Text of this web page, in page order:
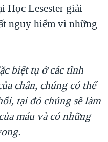
Học Lesester giải
nguy hiểm vì những
biệt tụ ở các tĩnh
chân, chúng có thể
tại đó chúng sẽ làm
máu và có những